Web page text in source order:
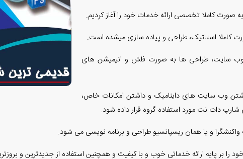
کاملا استاتیک، طراحی و پیاده سازی میشده است.
وب سایت، طراحی ها به صورت فلش و انیمیشن های
وب سایت های داینامیک و داشتن امکانات خاص،
دات نت مورد استفاده گروه قرار داده شود.
و یا همان ریسپانسیو طراحی و برنامه نویسی می شود.
بر پایه ارائه خدماتی خوب و با کیفیت و همچنین استفاده از جدیدترین و